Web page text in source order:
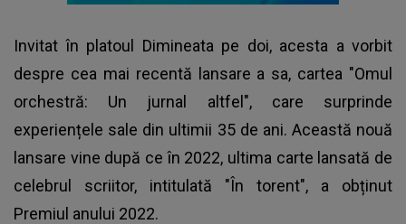
Invitat în platoul Dimineata pe doi, acesta a vorbit
despre cea mai recentă lansare a sa, cartea "Omul
orchestră: Un jurnal altfel", care surprinde
experiențele sale din ultimii 35 de ani. Această nouă
lansare vine după ce în 2022, ultima carte lansată de
celebrul scriitor, intitulată "În torent", a obținut
Premiul anului 2022.